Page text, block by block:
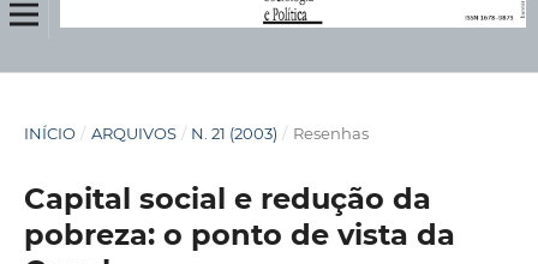
INÍCIO / ARQUIVOS / N. 21 (2003) / Resenhas
Capital social e redução da
pobreza: o ponto de vista da